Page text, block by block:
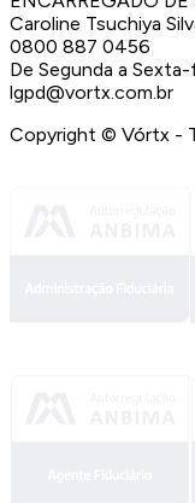
Caroline Tsuchiya
0800 887 0456
De Segunda a
lgpd@vortx.com.br
Copyright © Vórtx -